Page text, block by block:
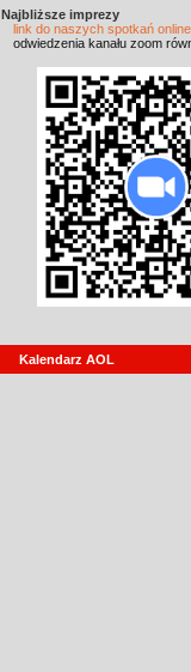
Najbliższe imprezy
link do naszych spotkań online,
odwiedzenia kanału zoom
Kalendarz AOL